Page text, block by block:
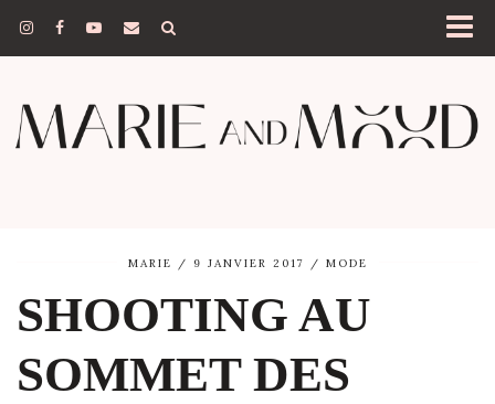
MARIE 9 JANVIER 2017 MODE
SHOOTING AU
SOMMET DES